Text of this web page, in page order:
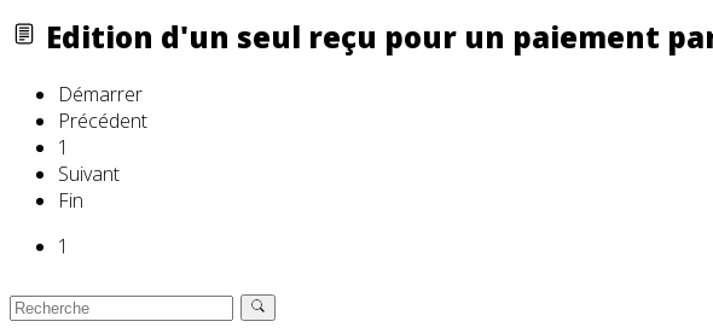
Edition d'un seul reçu pour un paiement
Démarrer
Précédent
1
Suivant
Fin
1